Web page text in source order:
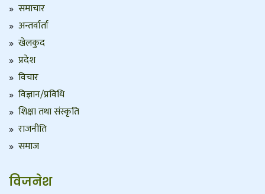
समाचार
अन्तर्वार्ता
खेलकुद
प्रदेश
विचार
विज्ञान/प्रविधि
शिक्षा तथा संस्कृति
राजनीति
समाज
विजनेश